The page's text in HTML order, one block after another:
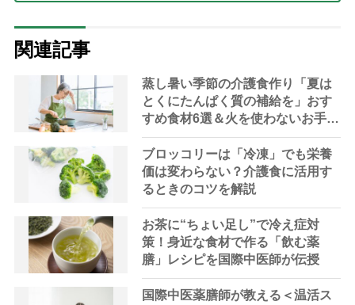
関連記事
蒸し暑い季節の介護食作り「夏は
とくにたんぱく質の補給を」おす
すめ食材6選＆火を使わないお手軽
レシピ3選【管理栄養士提案】
ブロッコリーは「冷凍」でも栄養
価は変わらない？介護食に活用す
るときのコツを解説
お茶に“ちょい足し”で冷え症対
策！身近な食材で作る「飲む薬
膳」レシピを国際中医師が伝授
国際中医薬膳師が教える＜温活ス